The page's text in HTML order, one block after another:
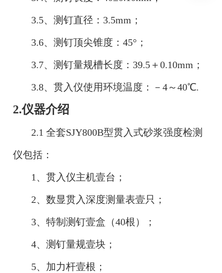
3.5、测钉直径：3.5mm；
3.6、测钉顶尖锥度：45°；
3.7、测钉量规槽长度：39.5＋0.10mm；
3.8、贯入仪使用环境温度：－4～40℃.
2.仪器介绍
2.1 全套SJY800B型贯入式砂浆强度检测
仪包括：
1、贯入仪主机壹台；
2、数显贯入深度测量表壹只；
3、特制测钉壹盒（40根）；
4、测钉量规壹块；
5、加力杆壹根；